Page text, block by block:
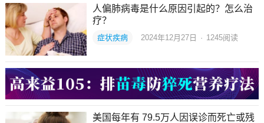
人偏肺病毒是什么原因引起的？怎么治
疗？
症状疾病 2024年12月27日 · 1245阅读
美国每年有 79.5万人因误诊而死亡或残